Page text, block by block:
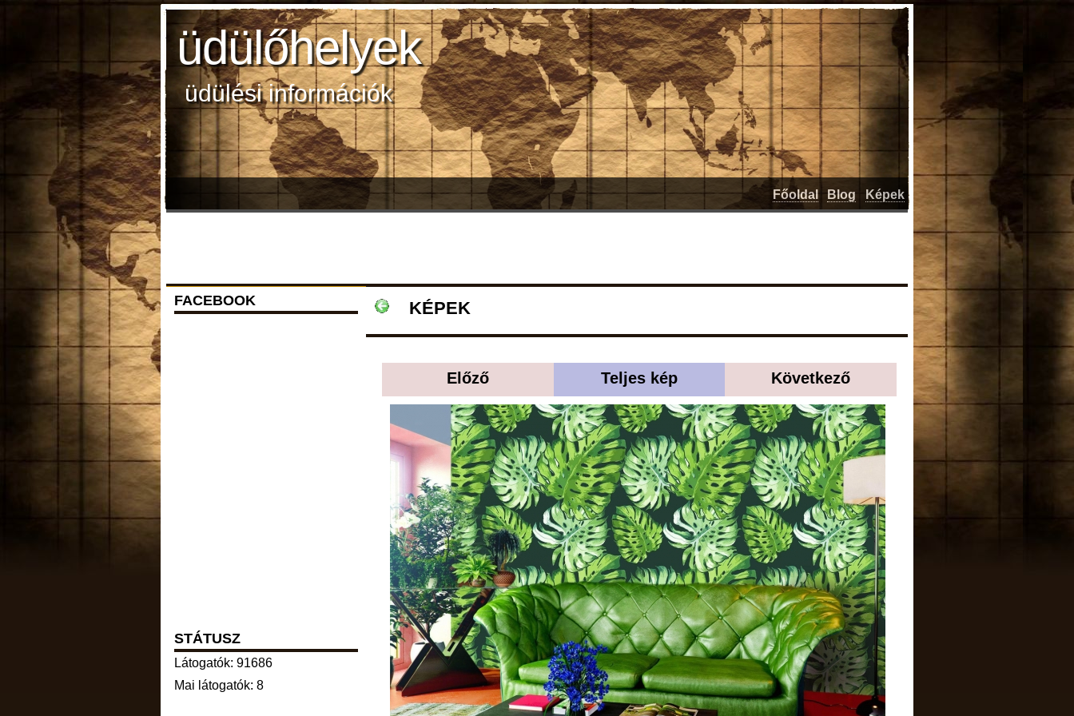
üdülőhelyek
üdülési információk
Főoldal Blog Képek
KÉPEK
Előző Teljes kép Következő
FACEBOOK
STÁTUSZ
Látogatók: 91686
Mai látogatók: 8